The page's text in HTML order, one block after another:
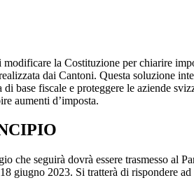
modificare la Costituzione per chiarire
dai Cantoni. Questa soluzione
fiscale e proteggere le aziende
aumenti d’imposta.
che seguirà dovrà essere trasmesso al
giugno 2023. Si tratterà di rispondere